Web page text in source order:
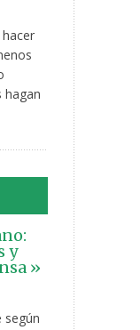
hagan
y
»
según